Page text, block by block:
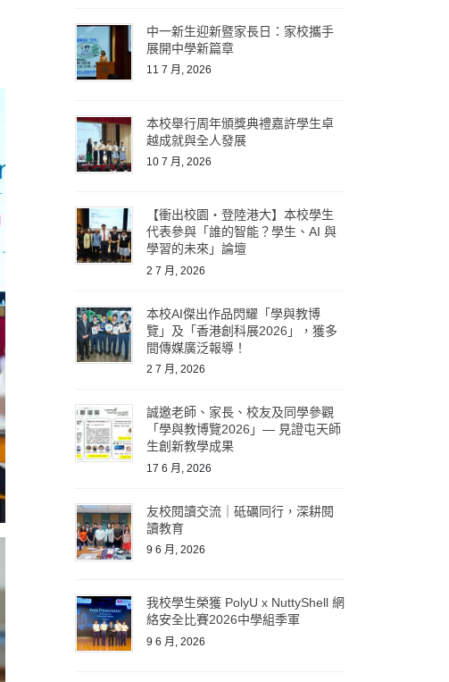
中一新生迎新暨家長日：家校攜手
展開中學新篇章
11 7 月, 2026
本校舉行周年頒獎典禮嘉許學生卓
越成就與全人發展
10 7 月, 2026
【衝出校園・登陸港大】本校學生
代表參與「誰的智能？學生、AI 與
學習的未來」論壇
2 7 月, 2026
本校AI傑出作品閃耀「學與教博
覽」及「香港創科展2026」，獲多
間傳媒廣泛報導！
2 7 月, 2026
誠邀老師、家長、校友及同學參觀
「學與教博覽2026」— 見證屯天師
生創新教學成果
17 6 月, 2026
友校閱讀交流｜砥礪同行，深耕閱
讀教育
9 6 月, 2026
我校學生榮獲 PolyU x NuttyShell 網
絡安全比賽2026中學組季軍
9 6 月, 2026